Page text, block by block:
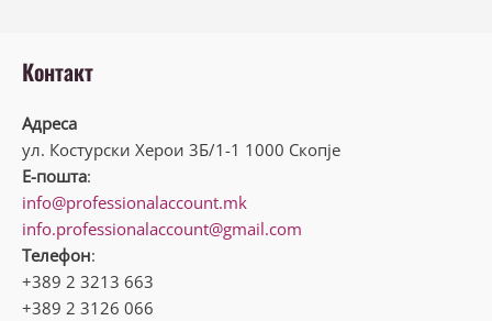
Контакт
Адреса
ул. Костурски Херои 3Б/1-1 1000 Скопје
Е-пошта:
info@professionalaccount.mk
info.professionalaccount@gmail.com
Телефон:
+389 2 3213 663
+389 2 3126 066